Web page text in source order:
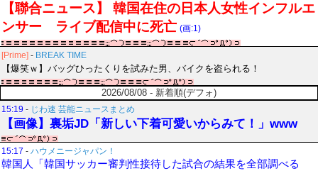
【聯合ニュース】 韓国在住の日本人女性インフルエ
ンサー ライブ配信中に死亡 (画:1)
[Prime] - BREAK TIME
【爆笑ｗ】バッグひったくりを試みた男、バイクを盗られる！
2026/08/08 - 新着順(デフォ)
15:19 - じわ速 芸能ニュースまとめ
【画像】裏垢JD「新しい下着可愛いからみて！」www
15:17 - ハウメニージャパン！
韓国人「韓国サッカー審判性接待した試合の結果を全部調べる